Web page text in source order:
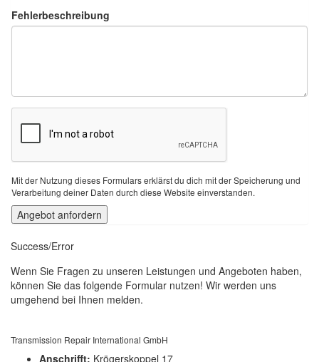
Fehlerbeschreibung
Mit der Nutzung dieses Formulars erklärst du dich mit der Speicherung und
Verarbeitung deiner Daten durch diese Website einverstanden.
Success/Error
Wenn Sie Fragen zu unseren Leistungen und Angeboten haben,
können Sie das folgende Formular nutzen! Wir werden uns
umgehend bei Ihnen melden.
Transmission Repair International GmbH
Anschrifft: Krögerskoppel 17